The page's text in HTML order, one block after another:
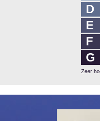
D
E
F
G
Zeer